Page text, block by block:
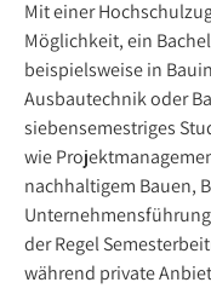
Mit einer
Möglichkeit, ein
beispielsweise in
Ausbautechnik oder
siebensemestriges
wie
nachhaltigem Bauen,
der Regel
während private